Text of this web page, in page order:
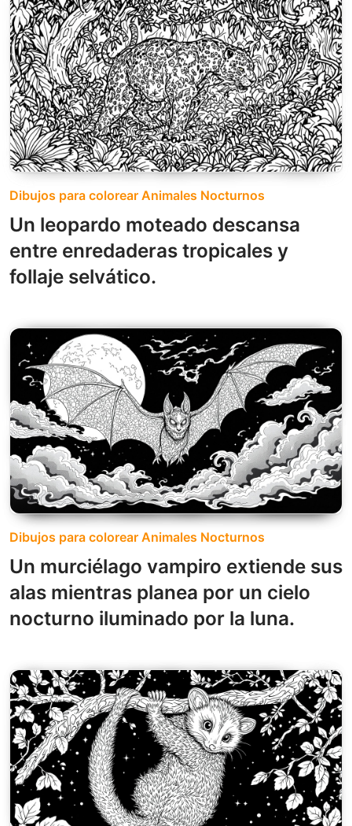
Dibujos para colorear Animales Nocturnos
Un leopardo moteado descansa
entre enredaderas tropicales y
follaje selvático.
Dibujos para colorear Animales Nocturnos
Un murciélago vampiro extiende sus
alas mientras planea por un cielo
nocturno iluminado por la luna.